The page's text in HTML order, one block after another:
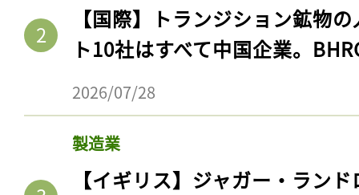
【国際】トランジション鉱物
ト10社はすべて中国企業。
2026/07/28
製造業
【イギリス】ジャガー・ラン